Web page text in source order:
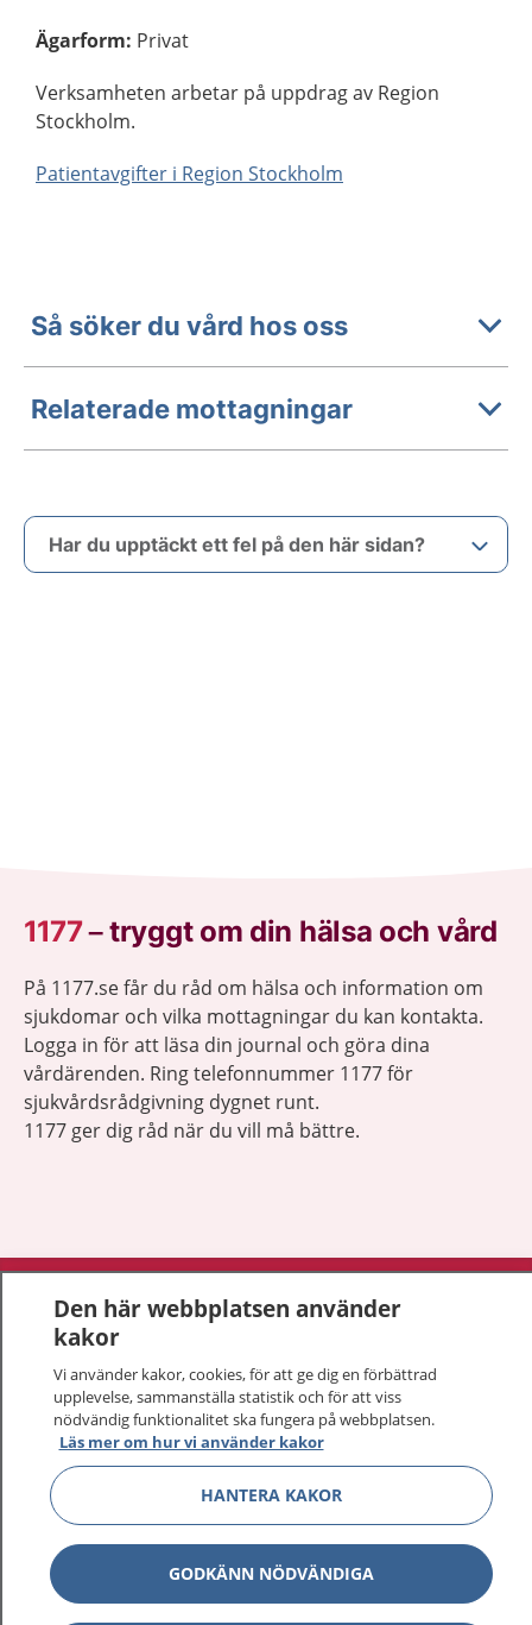
Ägarform: Privat
Verksamheten arbetar på uppdrag av Region
Stockholm.
Patientavgifter i Region Stockholm
Så söker du vård hos oss
Relaterade mottagningar
Har du upptäckt ett fel på den här sidan?
1177–tryggt om din hälsa och vård
På 1177.se får du råd om hälsa och information om
sjukdomar och vilka mottagningar du kan kontakta.
Logga in för att läsa din journal och göra dina
vårdärenden. Ring telefonnummer 1177 för
sjukvårdsrådgivning dygnet runt.
1177 ger dig råd när du vill må bättre.
Visa
Om 1177
Kontakt
Behandling av personuppgifter
Hantering av kakor
Den här webbplatsen använder
kakor
Vi använder kakor, cookies, för att ge dig en förbättrad
upplevelse, sammanställa statistik och för att viss
nödvändig funktionalitet ska fungera på webbplatsen.
Läs mer om hur vi använder kakor
HANTERA KAKOR
GODKÄNN NÖDVÄNDIGA